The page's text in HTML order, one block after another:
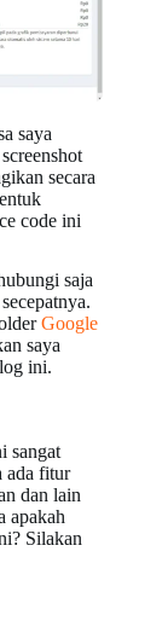
saya
secara
code ini
saja
Google
saya
ini.
sangat
ada fitur
dan lain
apakah
Silakan